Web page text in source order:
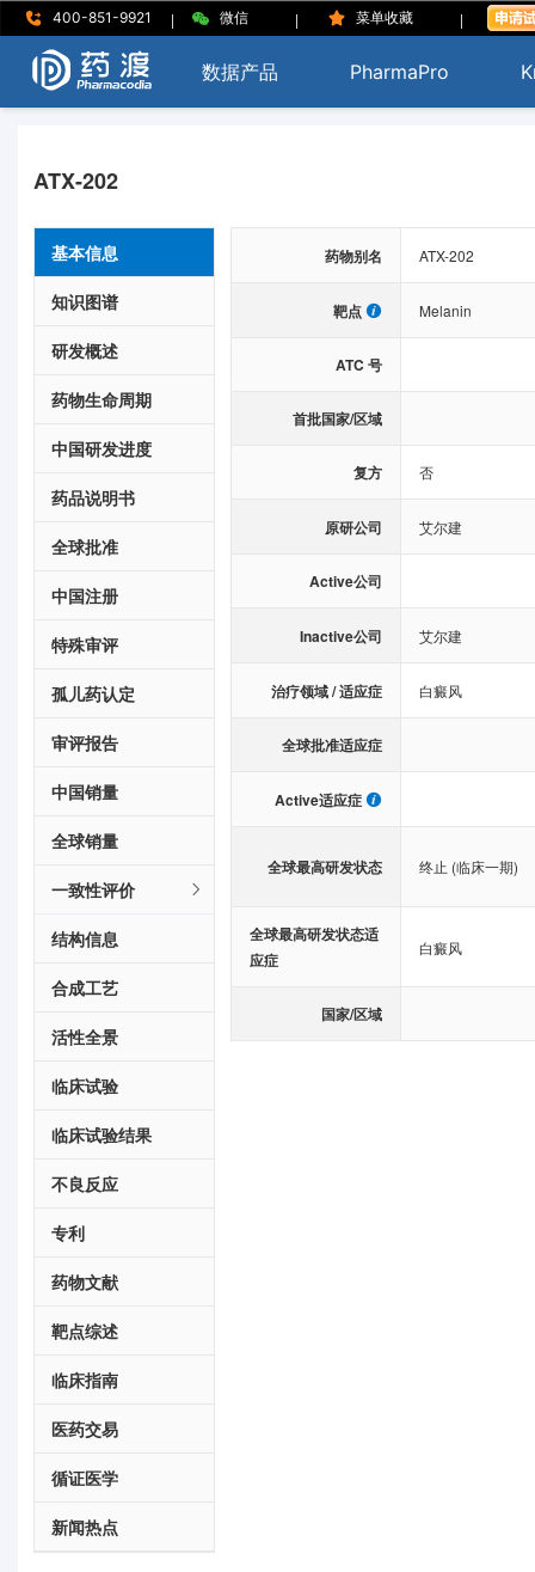
400-851-9921 | 微信 | 菜单收藏 |
数据产品 PharmaPro
ATX-202
基本信息
知识图谱
研发概述
药物生命周期
中国研发进度
药品说明书
全球批准
中国注册
特殊审评
孤儿药认定
审评报告
中国销量
全球销量
一致性评价
结构信息
合成工艺
活性全景
临床试验
临床试验结果
不良反应
专利
药物文献
靶点综述
临床指南
医药交易
循证医学
新闻热点
药物别名 ATX-202
靶点 Melanin
ATC 号
首批国家/区域
复方 否
原研公司 艾尔建
Active公司
Inactive公司 艾尔建
治疗领域 / 适应症 白癜风
全球批准适应症
Active适应症
全球最高研发状态 终止 (临床一期)
全球最高研发状态适
应症
白癜风
国家/区域